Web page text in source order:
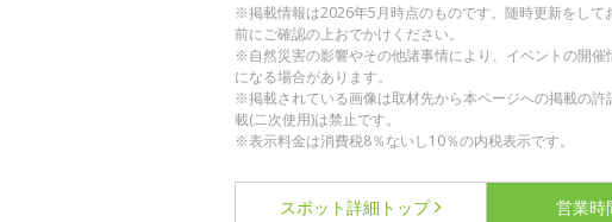
※掲載情報は2026年5月時点のものです。随時更新をし
前にご確認の上おでかけください。
※自然災害の影響やその他諸事情により、イベントの開
になる場合があります。
※掲載されている画像は取材先から本ページへの掲載の
載(二次使用)は禁止です。
※表示料金は消費税8％ないし10％の内税表示です。
スポット詳細 トップ 営業時